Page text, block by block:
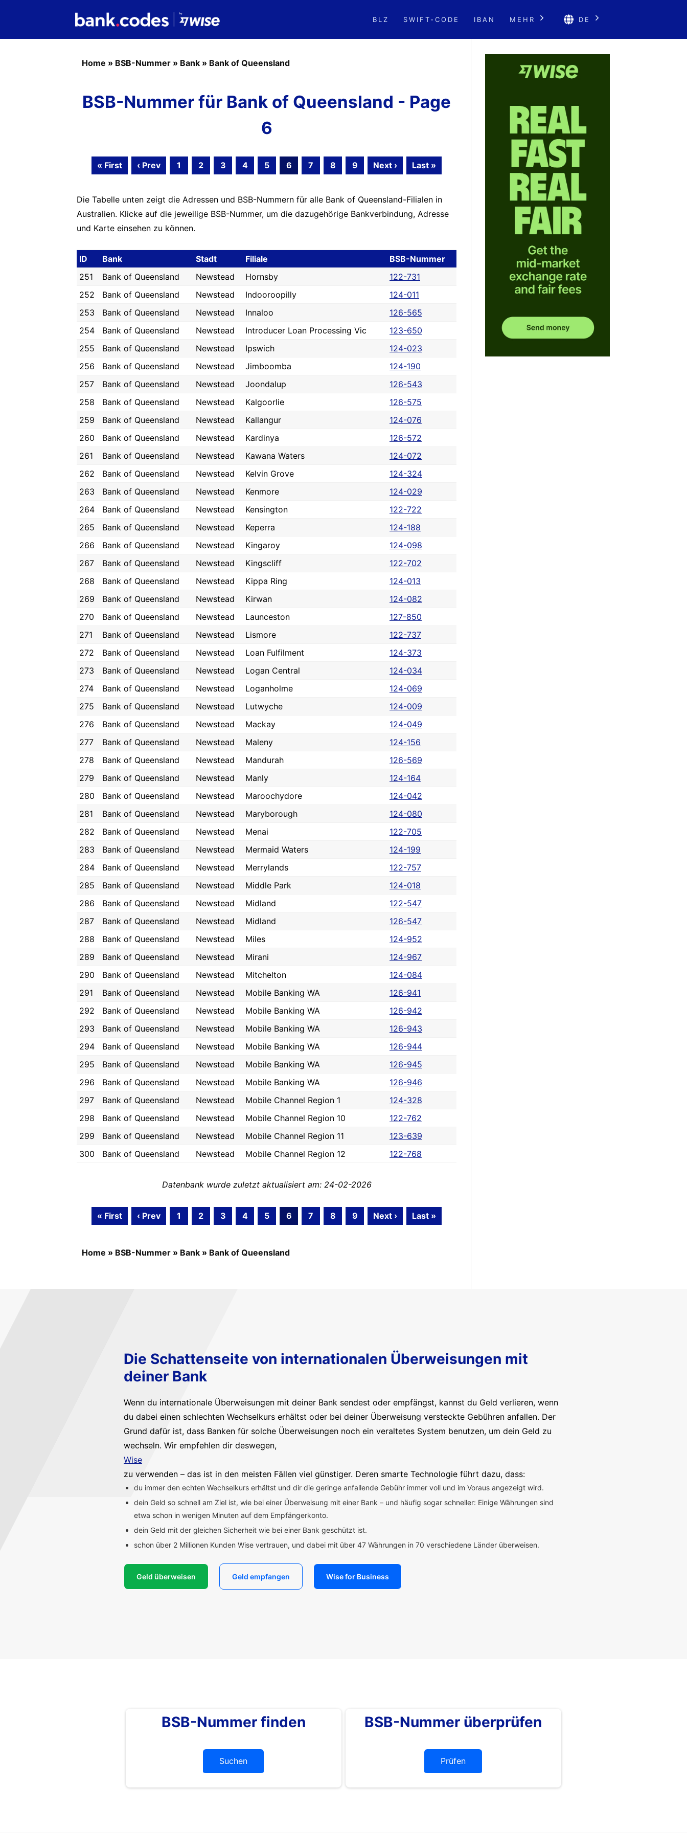
BLZ SWIFT-CODE IBAN MEHR DE
Home » BSB-Nummer » Bank » Bank of Queensland
BSB-Nummer für Bank of Queensland - Page
6
« First ‹ Prev 1 2 3 4 5 6 7 8 9 Next › Last »
Die Tabelle unten zeigt die Adressen und BSB-Nummern für alle Bank of Queensland-Filialen in
Australien. Klicke auf die jeweilige BSB-Nummer, um die dazugehörige Bankverbindung, Adresse
und Karte einsehen zu können.
ID Bank Stadt Filiale
BSB-Nummer
251
Bank of Queensland Newstead Hornsby
122-731
252
Bank of Queensland Newstead Indooroopilly
124-011
253
Bank of Queensland Newstead Innaloo
126-565
254
Bank of Queensland Newstead Introducer Loan Processing Vic
123-650
255
Bank of Queensland Newstead Ipswich
124-023
256
Bank of Queensland Newstead Jimboomba
124-190
257
Bank of Queensland Newstead Joondalup
126-543
258
Bank of Queensland Newstead Kalgoorlie
126-575
259
Bank of Queensland Newstead Kallangur
124-076
260
Bank of Queensland Newstead Kardinya
126-572
261
Bank of Queensland Newstead Kawana Waters
124-072
262
Bank of Queensland Newstead Kelvin Grove
124-324
263
Bank of Queensland Newstead Kenmore
124-029
264
Bank of Queensland Newstead Kensington
122-722
265
Bank of Queensland Newstead Keperra
124-188
266
Bank of Queensland Newstead Kingaroy
124-098
267
Bank of Queensland Newstead Kingscliff
122-702
268
Bank of Queensland Newstead Kippa Ring
124-013
269
Bank of Queensland Newstead Kirwan
124-082
270
Bank of Queensland Newstead Launceston
127-850
271
Bank of Queensland Newstead Lismore
122-737
272
Bank of Queensland Newstead Loan Fulfilment
124-373
273
Bank of Queensland Newstead Logan Central
124-034
274
Bank of Queensland Newstead Loganholme
124-069
275
Bank of Queensland Newstead Lutwyche
124-009
276
Bank of Queensland Newstead Mackay
124-049
277
Bank of Queensland Newstead Maleny
124-156
278
Bank of Queensland Newstead Mandurah
126-569
279
Bank of Queensland Newstead Manly
124-164
280
Bank of Queensland Newstead Maroochydore
124-042
281
Bank of Queensland Newstead Maryborough
124-080
282
Bank of Queensland Newstead Menai
122-705
283
Bank of Queensland Newstead Mermaid Waters
124-199
284
Bank of Queensland Newstead Merrylands
122-757
285
Bank of Queensland Newstead Middle Park
124-018
286
Bank of Queensland Newstead Midland
122-547
287
Bank of Queensland Newstead Midland
126-547
288
Bank of Queensland Newstead Miles
124-952
289
Bank of Queensland Newstead Mirani
124-967
290
Bank of Queensland Newstead Mitchelton
124-084
291
Bank of Queensland Newstead Mobile Banking WA
126-941
292
Bank of Queensland Newstead Mobile Banking WA
126-942
293
Bank of Queensland Newstead Mobile Banking WA
126-943
294
Bank of Queensland Newstead Mobile Banking WA
126-944
295
Bank of Queensland Newstead Mobile Banking WA
126-945
296
Bank of Queensland Newstead Mobile Banking WA
126-946
297
Bank of Queensland Newstead Mobile Channel Region 1
124-328
298
Bank of Queensland Newstead Mobile Channel Region 10
122-762
299
Bank of Queensland Newstead Mobile Channel Region 11
123-639
300
Bank of Queensland Newstead Mobile Channel Region 12 122-768
Datenbank wurde zuletzt aktualisiert am: 24-02-2026
« First ‹ Prev 1 2 3 4 5 6 7 8 9 Next › Last »
Home » BSB-Nummer » Bank » Bank of Queensland
Die Schattenseite von internationalen Überweisungen mit
deiner Bank
Wenn du internationale Überweisungen mit deiner Bank sendest oder empfängst, kannst du Geld verlieren, wenn
du dabei einen schlechten Wechselkurs erhältst oder bei deiner Überweisung versteckte Gebühren anfallen. Der
Grund dafür ist, dass Banken für solche Überweisungen noch ein veraltetes System benutzen, um dein Geld zu
wechseln. Wir empfehlen dir deswegen,
Wise
zu verwenden – das ist in den meisten Fällen viel günstiger. Deren smarte Technologie führt dazu, dass:
du immer den echten Wechselkurs erhältst und dir die geringe anfallende Gebühr immer voll und im Voraus angezeigt wird.
dein Geld so schnell am Ziel ist, wie bei einer Überweisung mit einer Bank – und häufig sogar schneller: Einige Währungen sind
etwa schon in wenigen Minuten auf dem Empfängerkonto.
dein Geld mit der gleichen Sicherheit wie bei einer Bank geschützt ist.
schon über 2 Millionen Kunden Wise vertrauen, und dabei mit über 47 Währungen in 70 verschiedene Länder überweisen.
Geld überweisen Geld empfangen Wise for Business
BSB-Nummer finden
Suchen
BSB-Nummer überprüfen
Prüfen